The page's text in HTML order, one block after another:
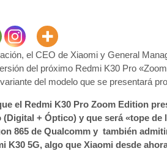
el CEO de Xiaomi y General
del próximo Redmi K30 Pro
del modelo que se presentará
el Redmi K30 Pro Zoom Edition
+ Óptico) y que será «tope de
865 de Qualcomm y también
K30 5G, algo que Xiaomi desde